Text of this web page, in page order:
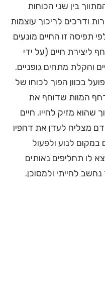
בין שני הכוחות
ודרכים לריכוך עוצמות
תפיסה זו החיים מונעים
ליצירת חיים (על ידי
והקלת מתחים גופניים.
בכוון הפוך לכוחו של
דחף המוות שדוחף את
מזיק לחייו. חיים
מצליח לעדן את דחפיו
במקום לנוע ולפעול
לו תחליפים נאותים
לחייתי ולמסוכן.